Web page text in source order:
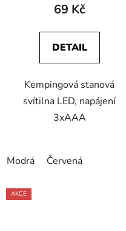
69 Kč
DETAIL
Kempingová stanová
svítilna LED, napájení
3xAAA
Modrá Červená
AKCE